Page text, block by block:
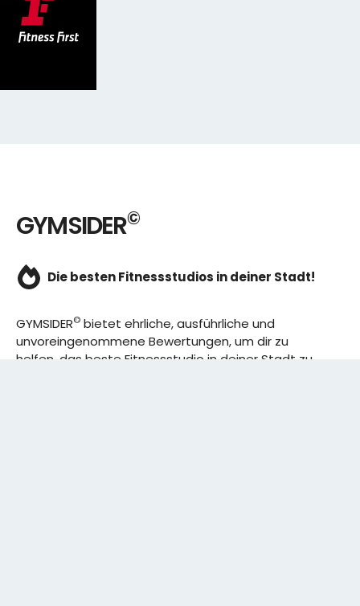
GYMSIDER©
Die besten Fitnessstudios in deiner Stadt!
GYMSIDER© bietet ehrliche, ausführliche und
unvoreingenommene Bewertungen, um dir zu
helfen, das beste Fitnessstudio in deiner Stadt zu